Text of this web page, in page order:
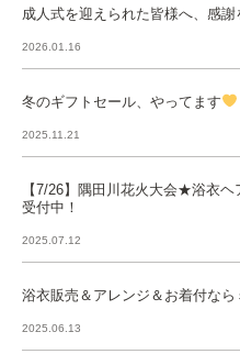
成人式を迎えられた皆様へ、感謝
2026.01.16
冬のギフトセール、やってます
2025.11.21
【7/26】隅田川花火大会★浴衣
受付中！
2025.07.12
浴衣販売＆アレンジ＆お着付な
2025.06.13